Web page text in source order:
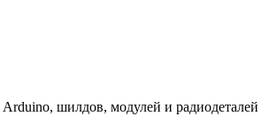
шилдов, модулей и радиодеталей